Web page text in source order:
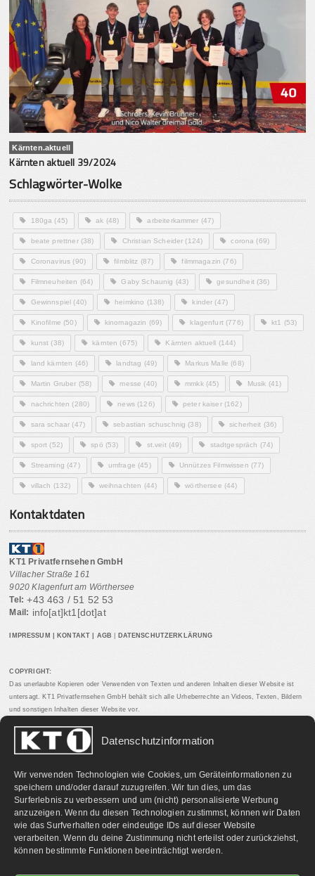
Datenschutzinformation
Wir verwenden Technologien wie Cookies, um Geräteinformationen zu
speichern und/oder darauf zuzugreifen. Wir tun dies, um das
Surferlebnis zu verbessern und um (nicht) personalisierte Werbung
anzuzeigen. Wenn du diesen Technologien zustimmst, können wir Daten
wie das Surfverhalten oder eindeutige IDs auf dieser Website
verarbeiten. Wenn du deine Zustimmung nicht erteilst oder zurückziehst,
können bestimmte Funktionen beeinträchtigt werden.
Kärnten.aktuell
Kärnten aktuell 39/2024
Schlagwörter-Wolke
180ga (45) ak (48) arbeiterkammer (47)
beate prettner(38) Christian Scheider (124) corona (69)
Coronavirus (90) filmblitz (87) filmmagazin (76)
Filmneuheiten (64) Gaby Schaunig (43) gesundheit(36)
Gewinnspiel (40) heimkino (138) kinder (47)
Kinofilme (50) kinomagazin (69) klagenfurt(776) kt1 (53)
kunst (38) kärnten (675) Kärnten aktuell (144)
land kärnten (46) landtag (49) Markus Malle (68)
Martin Gruber (58) messe (40) mmkk(45) Musik (41)
nachrichten (280) news(126) peter kaiser(162)
sara schaar (47) sebastian schuschnig (38) sicherheit (36)
sport (52) spö (53) st.veit(49) stadtgespräch (74)
Streaming (47) umfrage (45) Unnützes Filmwissen (77)
villach (132) weihnachten (44) wörthersee (44)
Kontaktdaten
KT1 Privatfernsehen GmbH
Villacher Straße 161
9020 Klagenfurt am Wörthersee
Tel: +43 463 / 51 52 53
Mail: info[at]kt1[dot]at
IMPRESSUM KONTAKT AGB DATENSCHUTZERKLÄRUNG
COPYRIGHT:
Das unerlaubte Kopieren oder Verwenden von Texten und anderen Inhalten dieser Website ist
untersagt. KT1 Privatfernsehen GmbH behält sich alle Urheberrechte an Videos, Texten, Bildern
und sonstigen Inhalten dieser Website vor.
PARTNERLINKS: